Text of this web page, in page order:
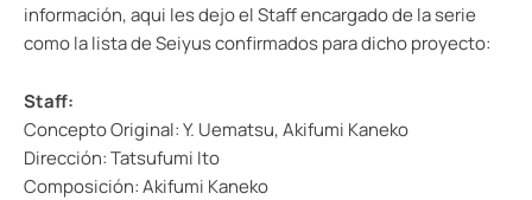
información, aqui les dejo el Staff encargado de la serie
como la lista de Seiyus confirmados para dicho proyecto:
Staff:
Concepto Original: Y. Uematsu, Akifumi Kaneko
Dirección: Tatsufumi Ito
Composición: Akifumi Kaneko